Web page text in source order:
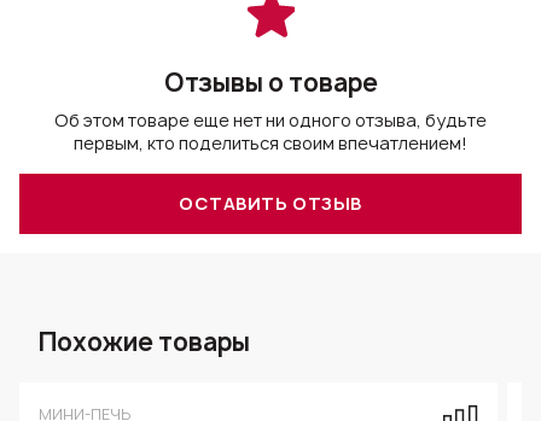
Отзывы о товаре
Об этом товаре еще нет ни одного отзыва, будьте
первым, кто поделиться своим впечатлением!
ОСТАВИТЬ ОТЗЫВ
Похожие товары
МИНИ-ПЕЧЬ